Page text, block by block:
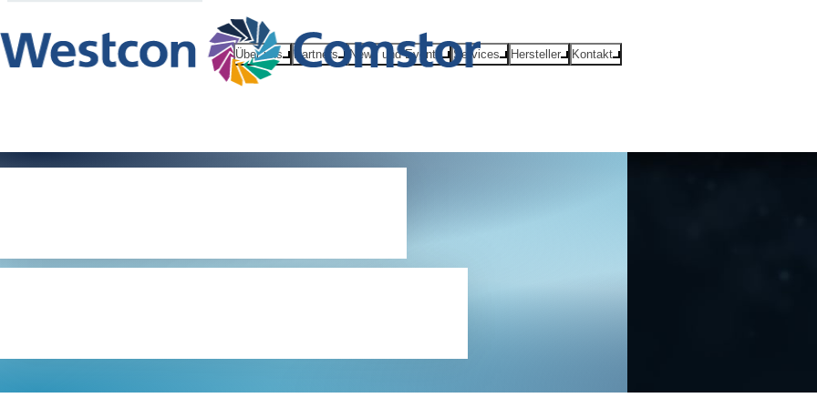
Über uns Partners News und Events Services Hersteller Kontakt